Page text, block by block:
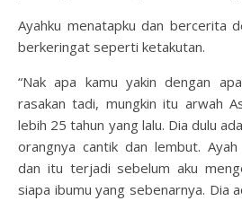
Ayahku menatapku dan bercerita
berkeringat seperti ketakutan.
“Nak apa kamu yakin dengan
rasakan tadi, mungkin itu arwah
lebih 25 tahun yang lalu. Dia dulu
orangnya cantik dan lembut.
dan itu terjadi sebelum aku
siapa ibumu yang sebenarnya. Dia